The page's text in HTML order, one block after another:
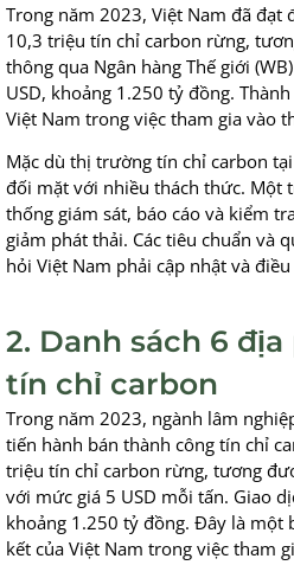
Trong năm 2023, Việt Nam đã
10,3 triệu tín chỉ carbon rừng,
thông qua Ngân hàng Thế giới
USD, khoảng 1.250 tỷ đồng.
Việt Nam trong việc tham gia vào
Mặc dù thị trường tín chỉ carbon
đối mặt với nhiều thách thức. Một
thống giám sát, báo cáo và kiểm
giảm phát thải. Các tiêu chuẩn và
hỏi Việt Nam phải cập nhật và
2. Danh sách 6
tín chỉ carbon
Trong năm 2023, ngành lâm
tiến hành bán thành công tín chỉ
triệu tín chỉ carbon rừng, tương
với mức giá 5 USD mỗi tấn. Giao
khoảng 1.250 tỷ đồng. Đây là một
kết của Việt Nam trong việc tham